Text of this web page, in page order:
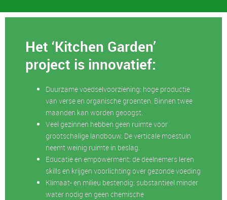
Het ‘Kitchen Garden’
project is innovatief:
Duurzame voedselvoorziening: hoge productie
van verse en organische groenten. Binnen twee
maanden kan worden geoogst.
Veel gezinnen hebben geen ruimte voor
grootschalige landbouw. De verticale moestuin
neemt weinig ruimte in beslag.
Educatie en empowerment: de deelnemers leren
skills en krijgen voorlichting over gezonde voeding
Klimaat- en milieu bestendig: substantieel minder
water nodig en geen chemische